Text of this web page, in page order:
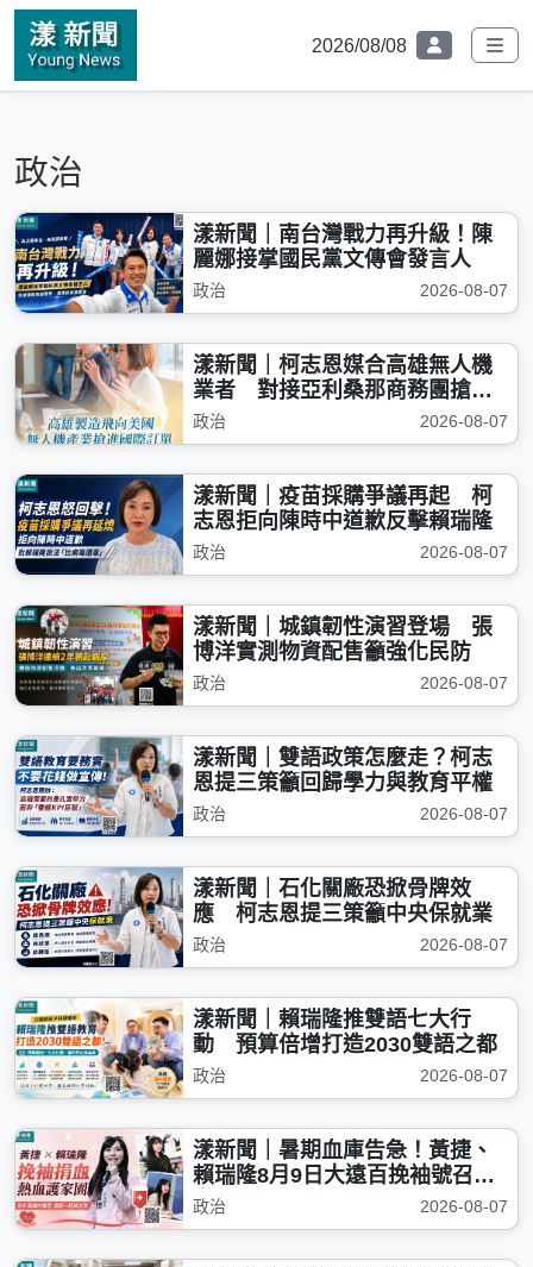
2026/08/08
政治
漾新聞｜南台灣戰力再升級！陳
麗娜接掌國民黨文傳會發言人
政治 2026-08-07
漾新聞｜柯志恩媒合高雄無人機
業者 對接亞利桑那商務團搶美
單
政治 2026-08-07
漾新聞｜疫苗採購爭議再起 柯
志恩拒向陳時中道歉反擊賴瑞隆
政治 2026-08-07
漾新聞｜城鎮韌性演習登場 張
博洋實測物資配售籲強化民防
政治 2026-08-07
漾新聞｜雙語政策怎麼走？柯志
恩提三策籲回歸學力與教育平權
政治 2026-08-07
漾新聞｜石化關廠恐掀骨牌效
應 柯志恩提三策籲中央保就業
政治 2026-08-07
漾新聞｜賴瑞隆推雙語七大行
動 預算倍增打造2030雙語之都
政治 2026-08-07
漾新聞｜暑期血庫告急！黃捷、
賴瑞隆8月9日大遠百挽袖號召捐
血
政治 2026-08-07